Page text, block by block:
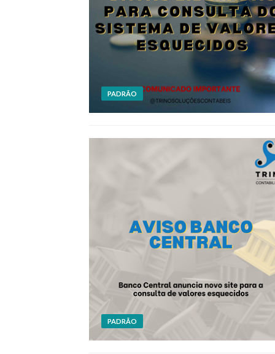
PADRÃO
PADRÃO